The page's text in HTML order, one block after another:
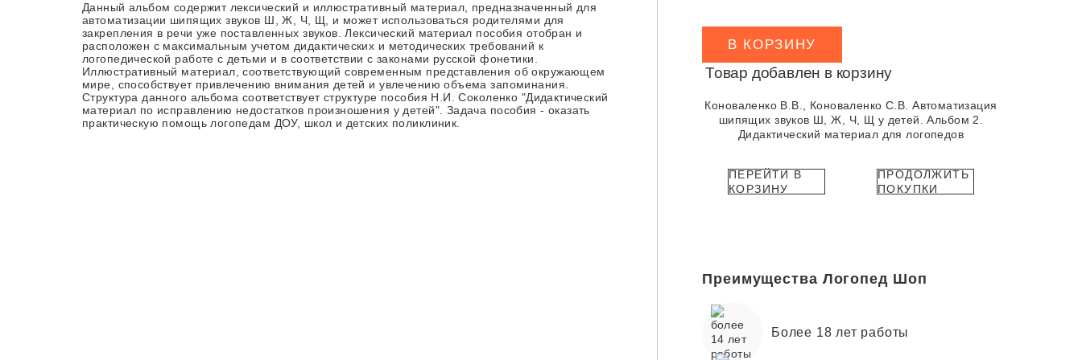
Данный альбом содержит лексический и иллюстративный материал, предназначенный для
автоматизации шипящих звуков Ш, Ж, Ч, Щ, и может использоваться родителями для
закрепления в речи уже поставленных звуков. Лексический материал пособия отобран и
расположен с максимальным учетом дидактических и методических требований к
логопедической работе с детьми и в соответствии с законами русской фонетики.
Иллюстративный материал, соответствующий современным представления об окружающем
мире, способствует привлечению внимания детей и увлечению объема запоминания.
Структура данного альбома соответствует структуре пособия Н.И. Соколенко "Дидактический
материал по исправлению недостатков произношения у детей". Задача пособия - оказать
практическую помощь логопедам ДОУ, школ и детских поликлиник.
В КОРЗИНУ
Товар добавлен в корзину
Коноваленко В.В., Коноваленко С.В. Автоматизация
шипящих звуков Ш, Ж, Ч, Щ у детей. Альбом 2.
Дидактический материал для логопедов
ПЕРЕЙТИ В
КОРЗИНУ
ПРОДОЛЖИТЬ
ПОКУПКИ
Преимущества Логопед Шоп
Более 18 лет работы